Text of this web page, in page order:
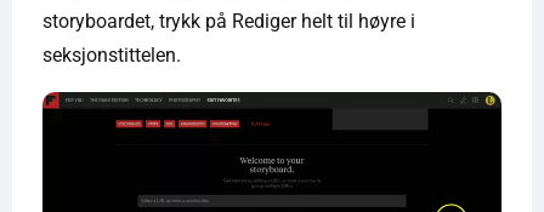
storyboardet, trykk på Rediger helt til høyre i
seksjonstittelen.